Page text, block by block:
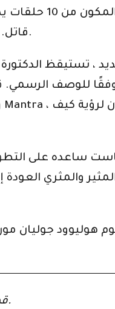
قاتل. تشادها تعبر عن شخصية الدكتور غاياتري راجبوت ، بينما يلعب فضل دور المريض 63 ، بيتر بيريرا.
، تستيقظ
للوصف الرسمي.
والمثري
قد يتم إنشاء روابط الشركات التابعة تلقائيًا – راجع بيان الأخلاقيات الخاص بنا للحصول على التفاصيل.